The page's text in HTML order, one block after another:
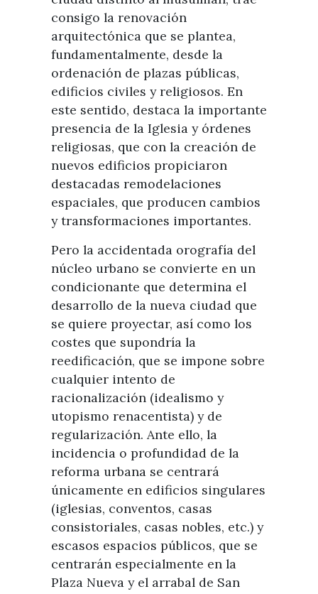
consigo la renovación
arquitectónica que se plantea,
fundamentalmente, desde la
ordenación de plazas públicas,
edificios civiles y religiosos. En
este sentido, destaca la importante
presencia de la Iglesia y órdenes
religiosas, que con la creación de
nuevos edificios propiciaron
destacadas remodelaciones
espaciales, que producen cambios
y transformaciones importantes.
Pero la accidentada orografía del
núcleo urbano se convierte en un
condicionante que determina el
desarrollo de la nueva ciudad que
se quiere proyectar, así como los
costes que supondría la
reedificación, que se impone sobre
cualquier intento de
racionalización (idealismo y
utopismo renacentista) y de
regularización. Ante ello, la
incidencia o profundidad de la
reforma urbana se centrará
únicamente en edificios singulares
(iglesias, conventos, casas
consistoriales, casas nobles, etc.) y
escasos espacios públicos, que se
centrarán especialmente en la
Plaza Nueva y el arrabal de San